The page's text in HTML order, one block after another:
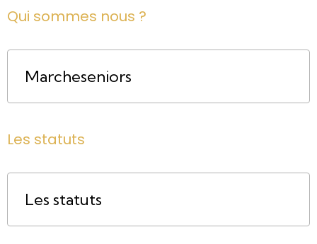
Qui sommes nous ?
Marcheseniors
Les statuts
Les statuts